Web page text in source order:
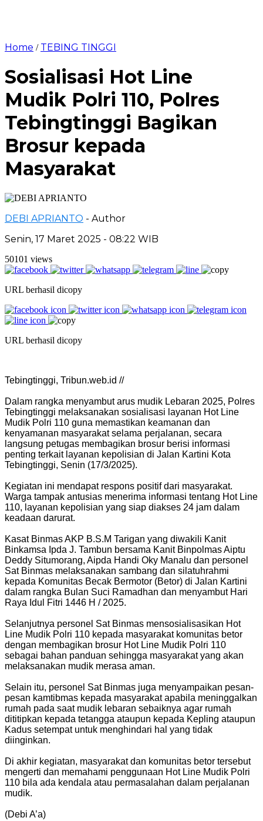
Home / TEBING TINGGI
Sosialisasi Hot Line
Mudik Polri 110, Polres
Tebingtinggi Bagikan
Brosur kepada
Masyarakat
DEBI APRIANTO - Author
Senin, 17 Maret 2025 - 08:22 WIB
50101 views
URL berhasil dicopy
URL berhasil dicopy
Tebingtinggi, Tribun.web.id //
Dalam rangka menyambut arus mudik Lebaran 2025, Polres
Tebingtinggi melaksanakan sosialisasi layanan Hot Line
Mudik Polri 110 guna memastikan keamanan dan
kenyamanan masyarakat selama perjalanan, secara
langsung petugas membagikan brosur berisi informasi
penting terkait layanan kepolisian di Jalan Kartini Kota
Tebingtinggi, Senin (17/3/2025).
Kegiatan ini mendapat respons positif dari masyarakat.
Warga tampak antusias menerima informasi tentang Hot Line
110, layanan kepolisian yang siap diakses 24 jam dalam
keadaan darurat.
Kasat Binmas AKP B.S.M Tarigan yang diwakili Kanit
Binkamsa Ipda J. Tambun bersama Kanit Binpolmas Aiptu
Deddy Situmorang, Aipda Handi Oky Manalu dan personel
Sat Binmas melaksanakan sambang dan silatuhrahmi
kepada Komunitas Becak Bermotor (Betor) di Jalan Kartini
dalam rangka Bulan Suci Ramadhan dan menyambut Hari
Raya Idul Fitri 1446 H / 2025.
Selanjutnya personel Sat Binmas mensosialisasikan Hot
Line Mudik Polri 110 kepada masyarakat komunitas betor
dengan membagikan brosur Hot Line Mudik Polri 110
sebagai bahan panduan sehingga masyarakat yang akan
melaksanakan mudik merasa aman.
Selain itu, personel Sat Binmas juga menyampaikan pesan-
pesan kamtibmas kepada masyarakat apabila meninggalkan
rumah pada saat mudik lebaran sebaiknya agar rumah
dititipkan kepada tetangga ataupun kepada Kepling ataupun
Kadus setempat untuk menghindari hal yang tidak
diinginkan.
Di akhir kegiatan, masyarakat dan komunitas betor tersebut
mengerti dan memahami penggunaan Hot Line Mudik Polri
110 bila ada kendala atau permasalahan dalam perjalanan
mudik.
(Debi A’a)